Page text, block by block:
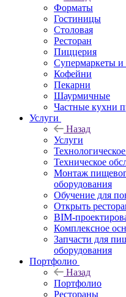
Форматы
Гостиницы
Столовая
Ресторан
Пиццерия
Супермаркеты и
Кофейни
Пекарни
Шаурмичные
Частные кухни
Услуги
Назад
Услуги
Техническое
Монтаж
оборудования
Обучение для
Открыть
BIM-
Комплексное
Запчасти для
оборудования
Портфолио
Назад
Портфолио
Рестораны